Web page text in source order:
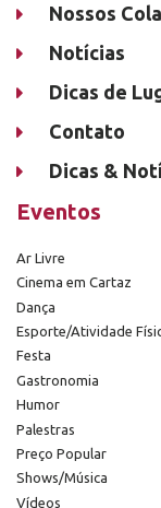
Nossos
Notícias
Dicas de
Contato
Dicas &
Eventos
Ar Livre
Cinema em Cartaz
Dança
Esporte/Atividade
Festa
Gastronomia
Humor
Palestras
Preço Popular
Shows/Música
Vídeos